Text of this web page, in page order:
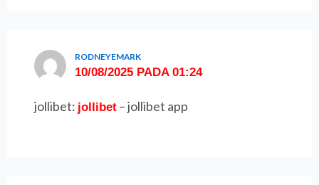
RODNEYEMARK
10/08/2025 PADA 01:24
jollibet: jollibet – jollibet app